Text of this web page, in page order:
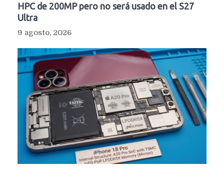
HPC de 200MP pero no será usado en el S27
Ultra
9 agosto, 2026